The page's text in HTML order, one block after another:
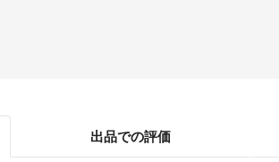
出品での評価